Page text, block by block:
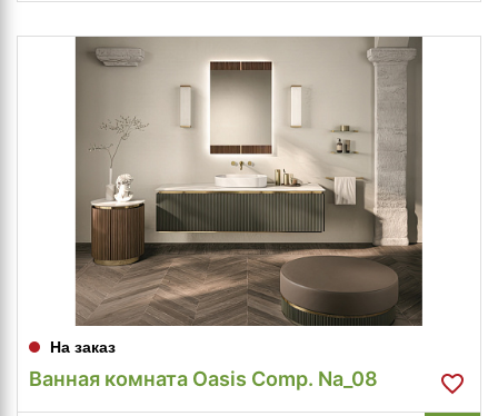
На заказ
Ванная комната Oasis Comp. Na_08